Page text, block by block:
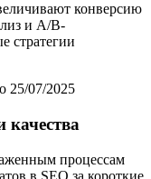
конверсию
и A/B-
стратегии
качества
процессам
в SEO за короткие